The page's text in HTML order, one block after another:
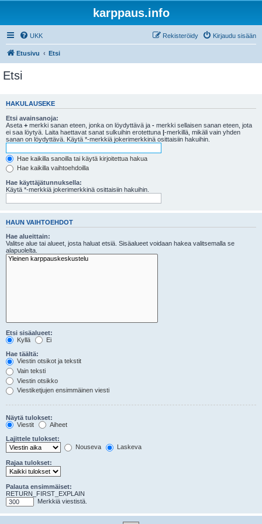
karppaus.info
UKK Kirjaudu sisään
Rekisteröidy
Etusivu Etsi
Etsi
HAKULAUSEKE
Etsi avainsanoja:
Aseta + merkki sanan eteen, jonka on löydyttävä ja - merkki sellaisen sanan eteen, jota
ei saa löytyä. Laita haettavat sanat sulkuihin erotettuna |-merkillä, mikäli vain yhden
sanan on löydyttävä. Käytä *-merkkiä jokerimerkkinä osittaisiin hakuihin.
Hae kaikilla sanoilla tai käytä kirjoitettua hakua
Hae kaikilla vaihtoehdoilla
Hae käyttäjätunnuksella:
Käytä *-merkkiä jokerimerkkinä osittaisiin hakuihin.
HAUN VAIHTOEHDOT
Hae alueittain:
Valitse alue tai alueet, josta haluat etsiä. Sisäalueet voidaan hakea valitsemalla se
alapuolelta.
Etsi sisäalueet:
Kyllä
Ei
Hae täältä:
Viestin otsikot ja tekstit
Vain teksti
Viestin otsikko
Viestiketjujen ensimmäinen viesti
Näytä tulokset:
Viestit
Aiheet
Lajittele tulokset:
Nouseva
Laskeva
Rajaa tulokset:
Palauta ensimmäiset:
RETURN_FIRST_EXPLAIN
Merkkiä viestistä.